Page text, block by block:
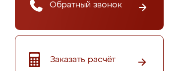
Обратный звонок
Заказать расчёт